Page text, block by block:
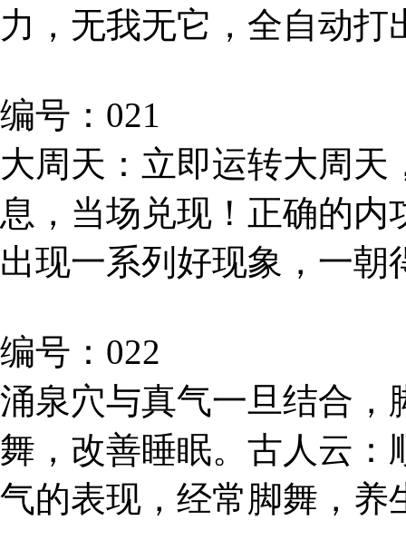
力，无我无它，全自动
编号：021
大周天：立即运转大周
息，当场兑现！正确的
出现一系列好现象，一朝
编号：022
涌泉穴与真气一旦结合，
舞，改善睡眠。古人云：
气的表现，经常脚舞，养